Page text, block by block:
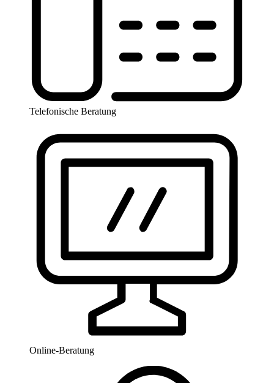
Telefonische Beratung
Online-Beratung